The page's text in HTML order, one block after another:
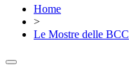
Home
>
Le Mostre delle BCC